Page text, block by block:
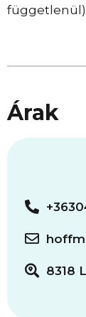
függetlenül)
Árak
8318